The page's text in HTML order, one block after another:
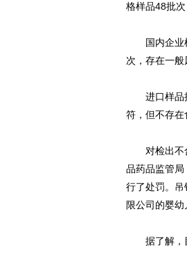
格样品48批
国内企业样
次，存在一
进口样品抽
符，但不存在
对检出不合
品药品监管
行了处罚。
限公司的婴幼
据了解，目